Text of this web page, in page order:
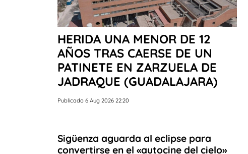
HERIDA UNA MENOR DE 12
AÑOS TRAS CAERSE DE UN
PATINETE EN ZARZUELA DE
JADRAQUE (GUADALAJARA)
Publicado 6 Aug 2026 22:20
Sigüenza aguarda al eclipse para
convertirse en el «autocine del cielo»